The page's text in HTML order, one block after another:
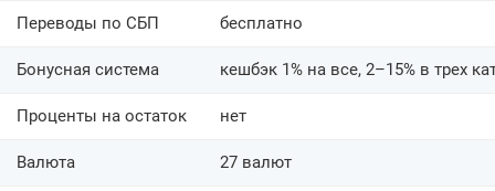
Переводы по СБП бесплатно
Бонусная система кешбэк 1% на все, 2–15% в трех
Проценты на остаток нет
Валюта 27 валют